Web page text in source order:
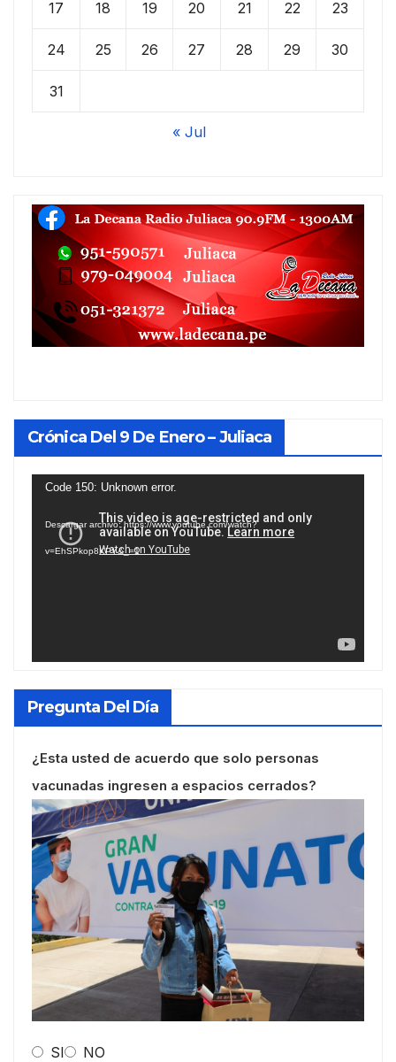
17 18 19 20 21 22 23
24 25 26 27 28 29 30
31
« Jul
Crónica Del 9 De Enero – Juliaca
Reproductor
vídeo
Code 150: Unknown error.
Descargar archivo: https://www.youtube.com/watch?
v=EhSPkop8KPY&_=1
Pregunta Del Día
¿Esta usted de acuerdo que solo personas
vacunadas ingresen a espacios cerrados?
SI NO